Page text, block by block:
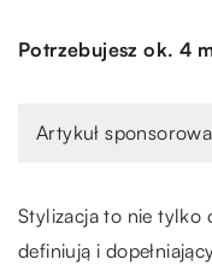
Potrzebujesz ok. 4
Artykuł
Stylizacja to nie tylko
definiują i